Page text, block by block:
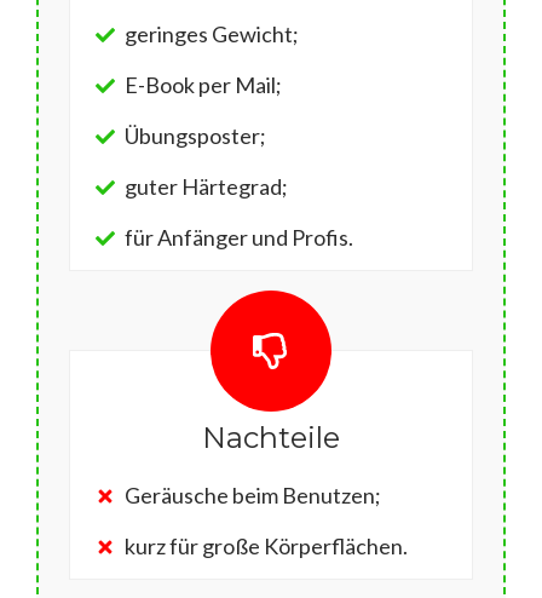
geringes Gewicht;
E-Book per Mail;
Übungsposter;
guter Härtegrad;
für Anfänger und Profis.
Nachteile
Geräusche beim Benutzen;
kurz für große Körperflächen.